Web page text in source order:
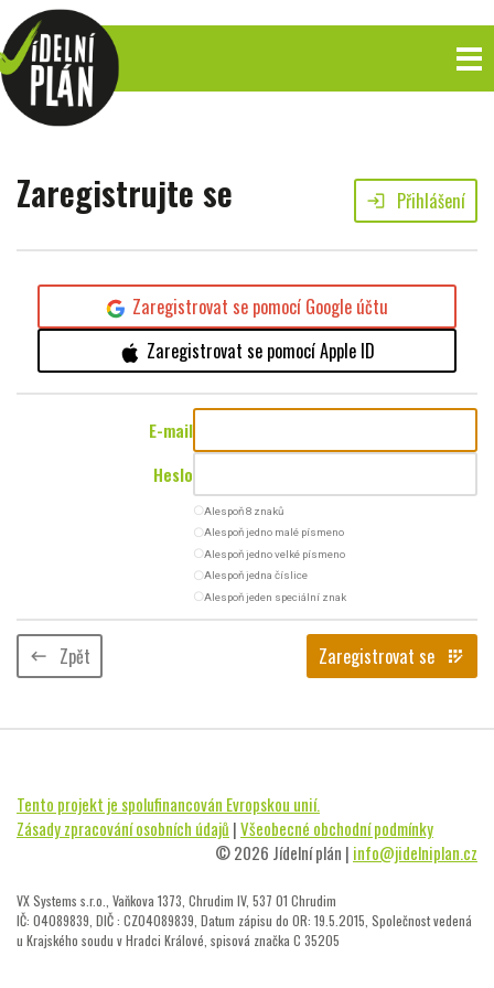
Zaregistrujte se login Přihlášení
Zaregistrovat se pomocí Google účtu
Zaregistrovat se pomocí Apple ID
E-mail
Heslo
radio_button_uncheckedAlespoň 8 znaků
radio_button_uncheckedAlespoň jedno malé písmeno
radio_button_uncheckedAlespoň jedno velké písmeno
radio_button_uncheckedAlespoň jedna číslice
radio_button_uncheckedAlespoň jeden speciální znak
keyboard_backspace Zpět Zaregistrovat se app_registration
Tento projekt je spolufinancován Evropskou unií.
Zásady zpracování osobních údajů |Všeobecné obchodní podmínky
© 2026 Jídelní plán | info@jidelniplan.cz
VX Systems s.r.o., Vaňkova 1373, Chrudim IV, 537 01 Chrudim
IČ: 04089839, DIČ : CZ04089839, Datum zápisu do OR: 19.5.2015, Společnost vedená
u Krajského soudu v Hradci Králové, spisová značka C 35205